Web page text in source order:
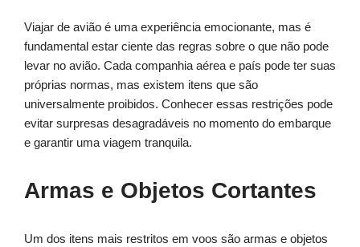
Viajar de avião é uma experiência emocionante, mas é
fundamental estar ciente das regras sobre o que não pode
levar no avião. Cada companhia aérea e país pode ter suas
próprias normas, mas existem itens que são
universalmente proibidos. Conhecer essas restrições pode
evitar surpresas desagradáveis no momento do embarque
e garantir uma viagem tranquila.
Armas e Objetos Cortantes
Um dos itens mais restritos em voos são armas e objetos